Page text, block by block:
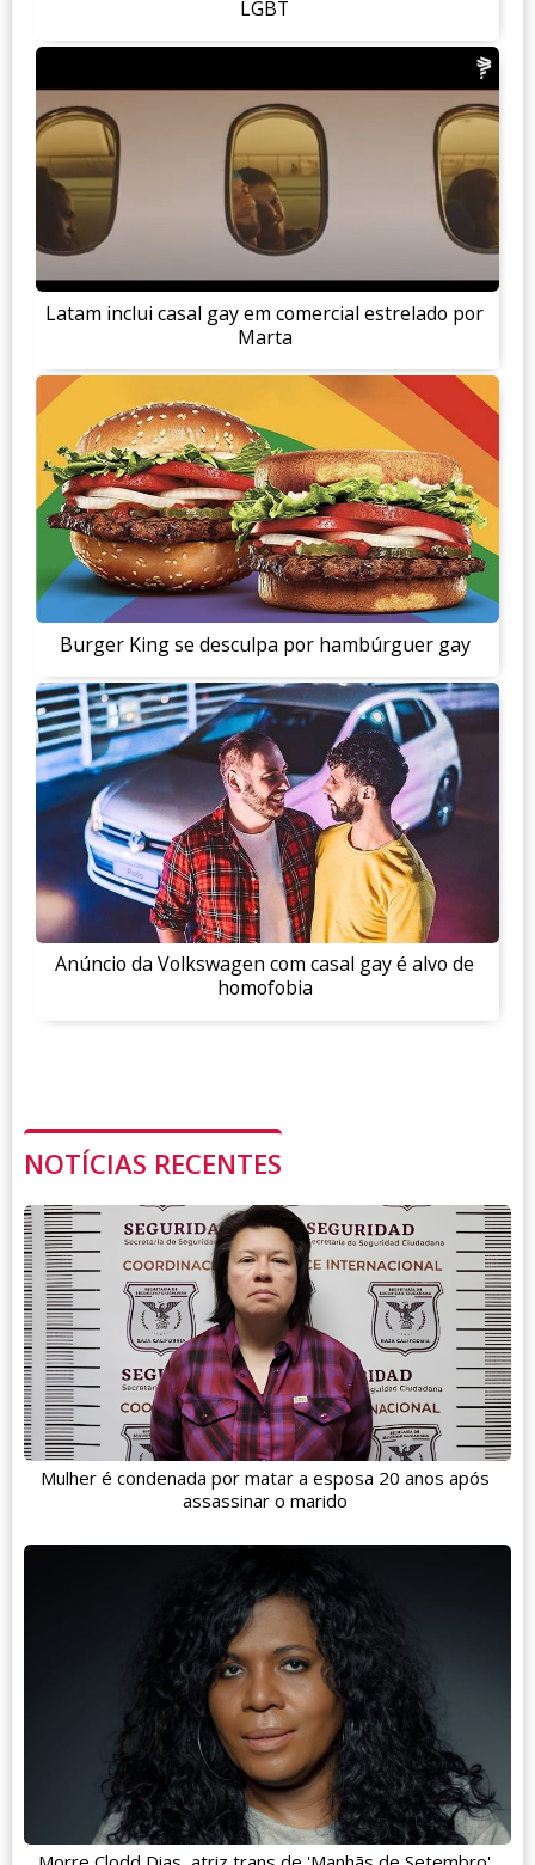
LGBT
Latam inclui casal gay em comercial estrelado por
Marta
Burger King se desculpa por hambúrguer gay
Anúncio da Volkswagen com casal gay é alvo de
homofobia
NOTÍCIAS RECENTES
Mulher é condenada por matar a esposa 20 anos após
assassinar o marido